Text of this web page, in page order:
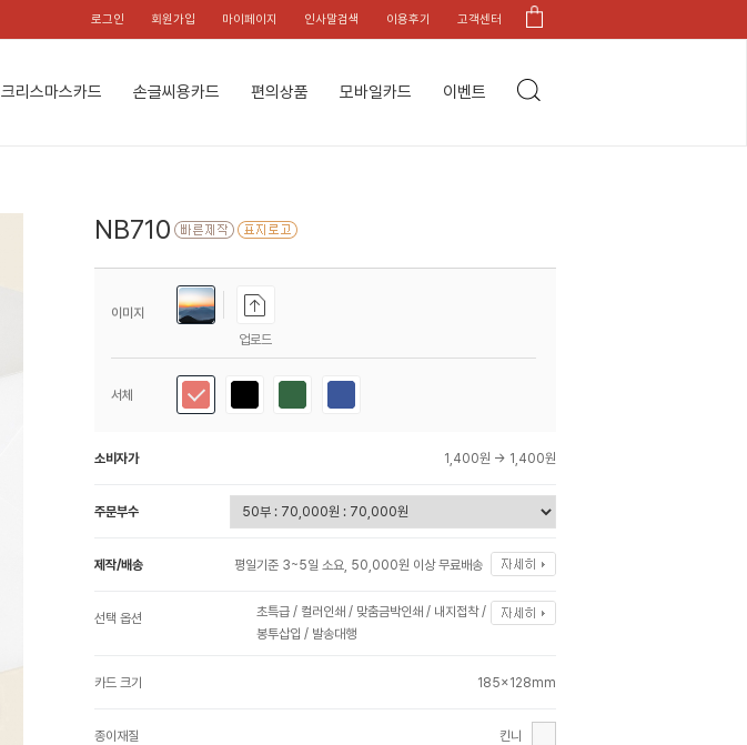
로그인 회원가입 마이페이지 인사말검색 이용후기 고객센터
크리스마스카드 손글씨용카드 편의상품 모바일카드 이벤트
NB710
이미지
업로드
서체
소비자가 1,400원 → 1,400원
주문부수
제작/배송 평일기준 3~5일 소요, 50,000원 이상 무료배송
선택 옵션
초특급 / 컬러인쇄 / 맞춤금박인쇄 / 내지접착 /
봉투삽입 / 발송대행
카드 크기 185x128mm
종이재질 킨니